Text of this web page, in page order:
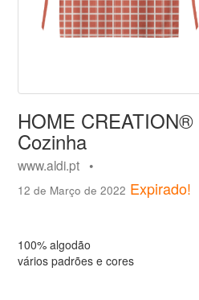
HOME
Cozinha
www.aldi.pt •
12 de Março de 2022 Expirado!
100% algodão
vários padrões e cores